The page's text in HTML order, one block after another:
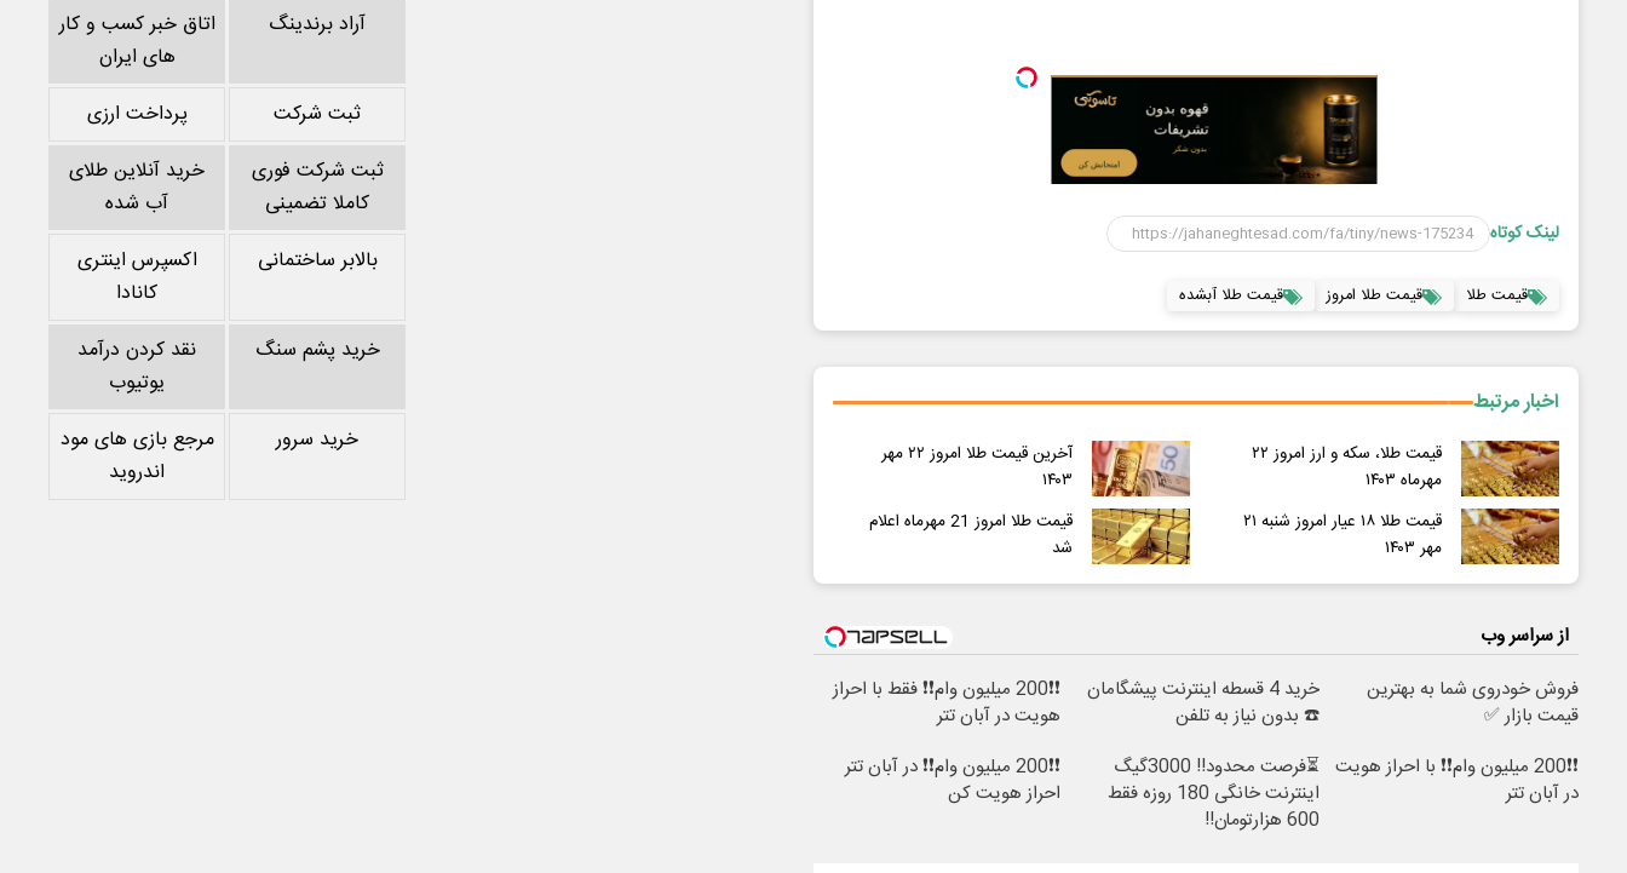
لینک کوتاه
قیمت طلا قیمت طلا امروز قیمت طلا آبشده
اخبار مرتبط
قیمت طلا، سکه و ارز امروز ۲۲
مهرماه ۱۴۰۳
آخرین قیمت طلا امروز ۲۲ مهر
۱۴۰۳
قیمت طلا ۱۸ عیار امروز شنبه ۲۱
مهر ۱۴۰۳
قیمت طلا امروز 21 مهرماه اعلام
شد
از سراسر وب
فروش خودروی شما به بهترین
قیمت بازار ✅
خرید 4 قسطه اینترنت پیشگامان
☎️ بدون نیاز به تلفن
❗❗200 میلیون وام❗❗ فقط با احراز
هویت در آبان تتر
❗❗200 میلیون وام❗❗ با احراز هویت
در آبان تتر
⏳فرصت محدود!! 3000گیگ
اینترنت خانگی 180 روزه فقط
600 هزارتومان!!
❗❗200 میلیون وام❗❗ در آبان تتر
احراز هویت کن
آراد برندینگ
اتاق خبر کسب و کار
های ایران
ثبت شرکت
پرداخت ارزی
ثبت شرکت فوری
کاملا تضمینی
خرید آنلاین طلای
آب شده
بالابر ساختمانی
اکسپرس اینتری
کانادا
خرید پشم سنگ
نقد کردن درآمد
یوتیوب
خرید سرور
مرجع بازی های مود
اندروید